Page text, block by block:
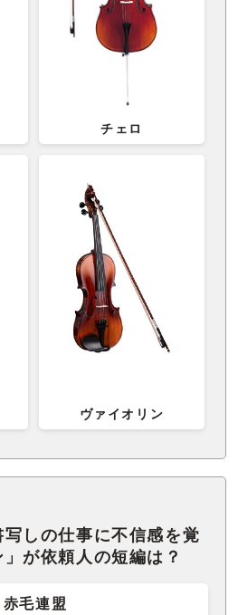
チェロ
ヴァイオリン
しの仕事に不信感を覚
が依頼人の短編は？
赤毛連盟